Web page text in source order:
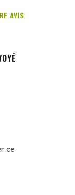
AVIS
ce